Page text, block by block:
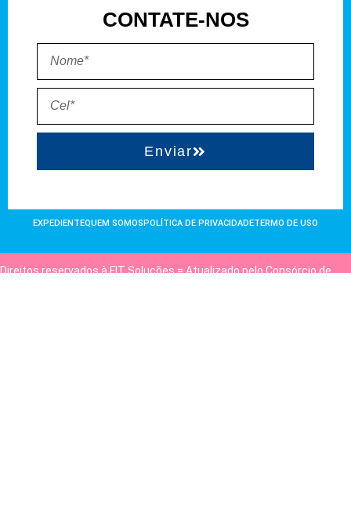
CONTATE-NOS
Enviar
EXPEDIENTEQUEM SOMOSPOLÍTICA DE PRIVACIDADETERMO DE USO
Direitos reservados à FIT Soluções = Atualizado pelo Consórcio de